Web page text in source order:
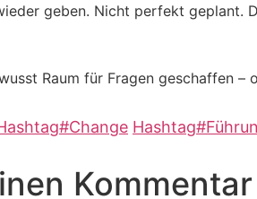
geben. Nicht perfekt geplant.
Raum für Fragen geschaffen –
#Change Hashtag#
Kommentar